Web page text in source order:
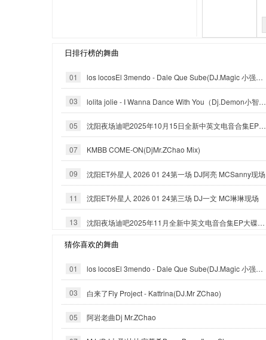
日排行榜的舞曲
01 los locosEl 3mendo - Dale Que Sube(DJ.Magic 小强Official Mix)
03 lolita jolie - I Wanna Dance With You（Dj.Demon小智_Reximx）
05 沈阳夜场迪吧2025年10月15日全新中英文电音合集EP大碟-沈阳DJ小良
07 KMBB COME-ON(DjMr.ZChao Mix)
09 沈阳ET外星人 2026 01 24第一场 DJ阿亮 MCSanny现场
11 沈阳ET外星人 2026 01 24第三场 DJ一文 MC琳琳现场
13 沈阳夜场迪吧2025年11月全新中英文电音合集EP大碟-沈阳DJ小良
猜你喜欢的舞曲
01 los locosEl 3mendo - Dale Que Sube(DJ.Magic 小强Official Mix)
03 白来了Fly Project - Kattrina(DJ.Mr ZChao)
05 阿岩老曲Dj Mr.ZChao